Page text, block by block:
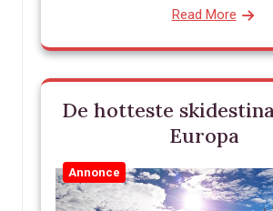
Read More
De hotteste
Europa
Annonce